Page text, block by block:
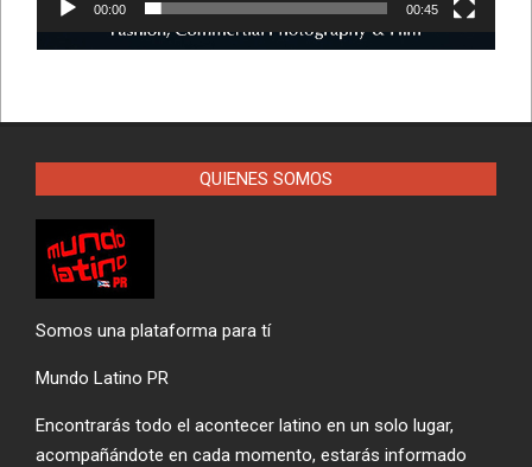
00:00 00:45
QUIENES SOMOS
Somos una plataforma para tí
Mundo Latino PR
Encontrarás todo el acontecer latino en un solo lugar,
acompañándote en cada momento, estarás informado